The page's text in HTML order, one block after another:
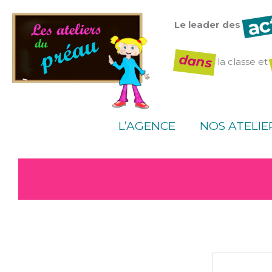
contenu
Le leader des
dans la classe et
L’AGENCE NOS